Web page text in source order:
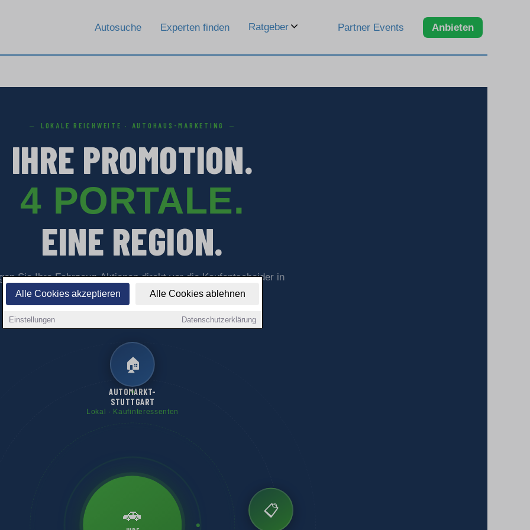
Alle Cookies akzeptieren Alle Cookies ablehnen
Einstellungen Datenschutzerklärung
Autosuche Experten finden Ratgeber Partner Events Anbieten
LOKALE REICHWEITE · AUTOHAUS-MARKETING
IHRE PROMOTION.
4 PORTALE.
EINE REGION.
Sie Ihre Fahrzeug-Aktionen direkt vor die Kaufentscheider in
Stuttgart – mit maximaler lokaler Sichtbarkeit über das 1A-
Portalnetzwerk.
🚗
🏠
AUTOMARKT-
STUTTGART
Lokal · Kaufinteressenten
📋